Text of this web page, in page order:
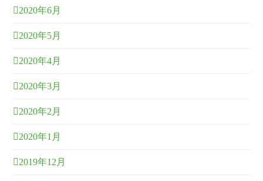
2020年6月
2020年5月
2020年4月
2020年3月
2020年2月
2020年1月
2019年12月